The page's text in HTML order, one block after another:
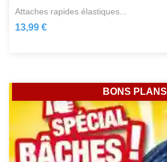
attaches rapides élastiques...
13,99 €
BONS PLANS